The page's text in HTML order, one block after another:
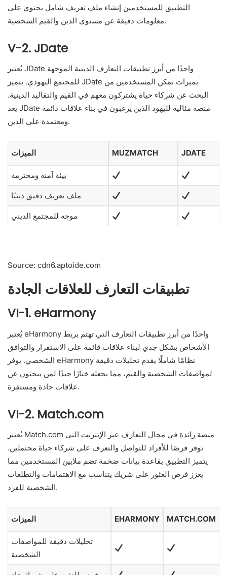
التطبيق للمستخدمين إنشاء ملف تعريف شامل يحتوي على
معلومات دقيقة عن مستوى الدين والقيم الشخصية.
V-2. JDate
يُعتبر JDate واحدًا من أبرز تطبيقات التعارف الدينية الموجهة
للمجتمع اليهودي. يتميز JDate بميزات تمكن المستخدمين من
البحث عن شركاء حياة يشتركون معهم في القيم والتقاليد الدينية.
يعد JDate منصة مثالية لليهود الذين يرغبون في بناء علاقات دائمة
ومعتمدة على الدين.
الميزات MUZMATCH JDATE
بيئة آمنة ومحترمة
ملف تعريف دقيق دينيًا
موجه للمجتمع الديني
Source: cdn6.aptoide.com
تطبيقات التعارف للعلاقات الجادة
VI-1. eHarmony
يُعتبر eHarmony واحدًا من أبرز تطبيقات التعارف التي تهتم بربط
الأشخاص بشكل جدي لبناء علاقات قائمة على الاستقرار والتوافق
الشخصي. يوفر eHarmony نظامًا شاملًا يقدم تحليلات دقيقة
لمواصفات الشخصية والقيم، مما يجعله خيارًا جيدًا لمن يبحثون عن
علاقات جادة ومستقرة.
VI-2. Match.com
يُعتبر Match.com منصة رائدة في مجال التعارف عبر الإنترنت التي
توفر فرصًا للأفراد للتواصل والتعرف على شركاء حياة محتملين.
يتميز التطبيق بقاعدة بيانات ضخمة تضم ملايين المستخدمين مما
يعزز فرص العثور على شريك يتناسب مع الاهتمامات والتطلعات
الشخصية للفرد.
الميزات EHARMONY MATCH.COM
تحليلات دقيقة للمواصفات
الشخصية